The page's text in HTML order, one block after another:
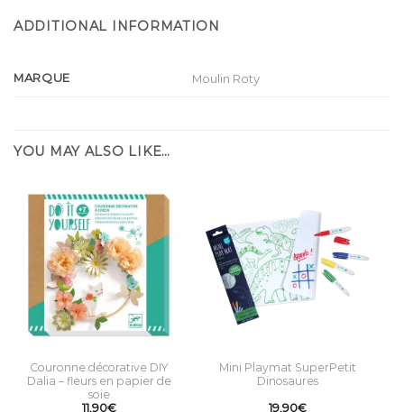
ADDITIONAL INFORMATION
MARQUE Moulin Roty
YOU MAY ALSO LIKE…
Couronne décorative DIY
Dalia – fleurs en papier de
soie
11,90€
Mini Playmat SuperPetit
Dinosaures
19,90€